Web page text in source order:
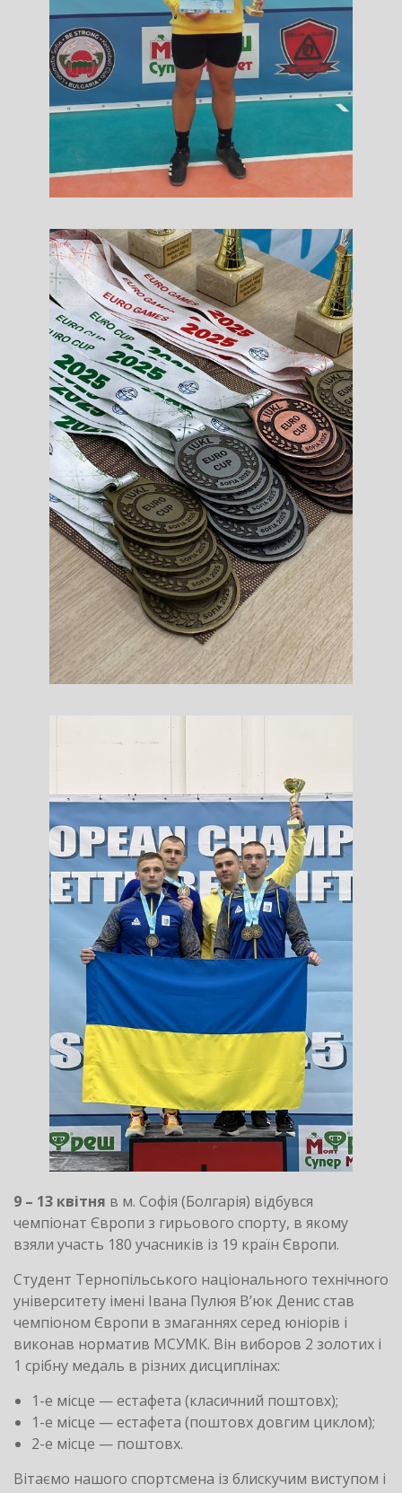
9 – 13 квітня в м. Софія (Болгарія) відбувся
чемпіонат Європи з гирьового спорту, в якому
взяли участь 180 учасників із 19 країн Європи.
Студент Тернопільського національного технічного
університету імені Івана Пулюя В’юк Денис став
чемпіоном Європи в змаганнях серед юніорів і
виконав норматив МСУМК. Він виборов 2 золотих і
1 срібну медаль в різних дисциплінах:
1-е місце — естафета (класичний поштовх);
1-е місце — естафета (поштовх довгим циклом);
2-е місце — поштовх.
Вітаємо нашого спортсмена із блискучим виступом і